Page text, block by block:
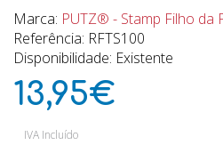
Marca: PUTZ® - Stamp Filho da
Referência: RFTS100
Disponibilidade: Existente
13,95€
IVA Incluído